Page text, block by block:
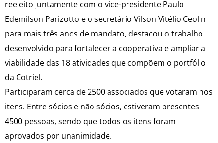
reeleito juntamente com o vice-presidente Paulo
Edemilson Parizotto e o secretário Vilson Vitélio Ceolin
para mais três anos de mandato, destacou o trabalho
desenvolvido para fortalecer a cooperativa e ampliar a
viabilidade das 18 atividades que compõem o portfólio
da Cotriel.
Participaram cerca de 2500 associados que votaram nos
itens. Entre sócios e não sócios, estiveram presentes
4500 pessoas, sendo que todos os itens foram
aprovados por unanimidade.